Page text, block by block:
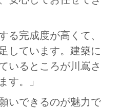
る完成度が高くて、
しています。建築に
いるところが川嶌さ
す。」
いできるのが魅力で